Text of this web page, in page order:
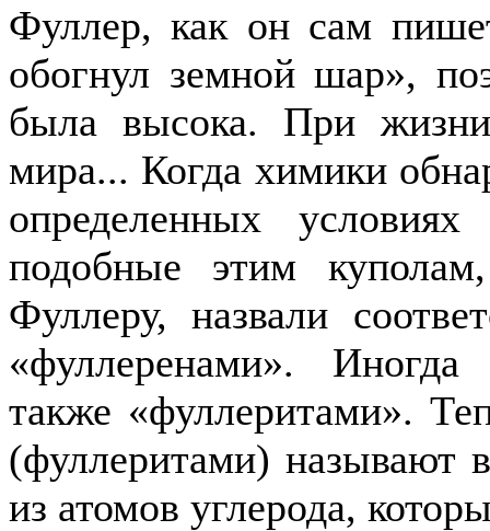
Фуллер, как он сам
обогнул земной шар»,
была высока. При
мира... Когда химики
определенных
подобные этим
Фуллеру, назвали
«фуллеренами».
также «фуллеритами».
(фуллеритами) называют
из атомов углерода,